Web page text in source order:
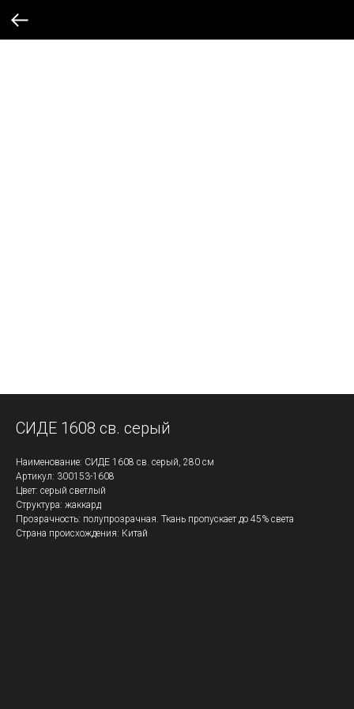
СИДЕ 1608 св. серый
Наименование: СИДЕ 1608 св. серый, 280 см
Артикул: 300153-1608
Цвет: серый светлый
Структура: жаккард
Прозрачность: полупрозрачная. Ткань пропускает до 45% света
Страна происхождения: Китай